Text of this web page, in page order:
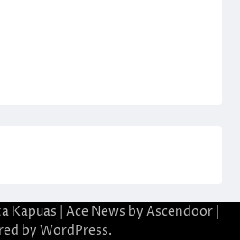
Kapuas | Ace News by Ascendoor
by WordPress.